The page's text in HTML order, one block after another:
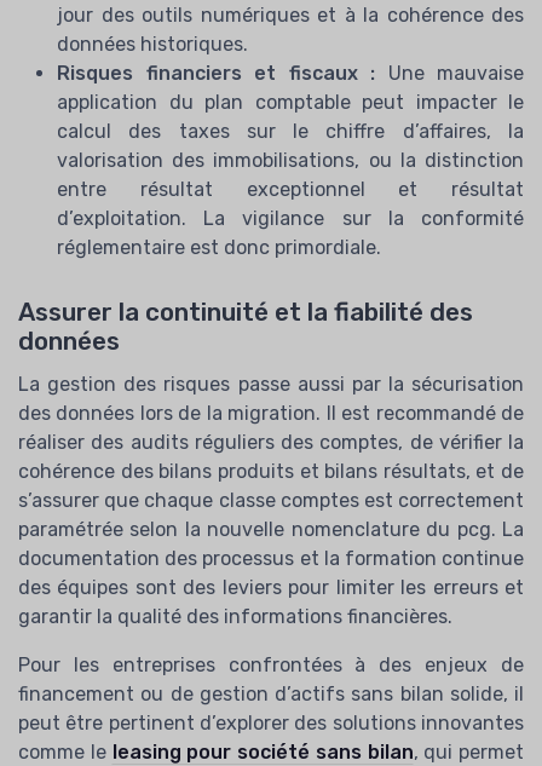
jour des outils numériques et à la cohérence des
données historiques.
Risques financiers et fiscaux : Une mauvaise
application du plan comptable peut impacter le
calcul des taxes sur le chiffre d’affaires, la
valorisation des immobilisations, ou la distinction
entre résultat exceptionnel et résultat
d’exploitation. La vigilance sur la conformité
réglementaire est donc primordiale.
Assurer la continuité et la fiabilité des
données
La gestion des risques passe aussi par la sécurisation
des données lors de la migration. Il est recommandé de
réaliser des audits réguliers des comptes, de vérifier la
cohérence des bilans produits et bilans résultats, et de
s’assurer que chaque classe comptes est correctement
paramétrée selon la nouvelle nomenclature du pcg. La
documentation des processus et la formation continue
des équipes sont des leviers pour limiter les erreurs et
garantir la qualité des informations financières.
Pour les entreprises confrontées à des enjeux de
financement ou de gestion d’actifs sans bilan solide, il
peut être pertinent d’explorer des solutions innovantes
comme le leasing pour société sans bilan, qui permet